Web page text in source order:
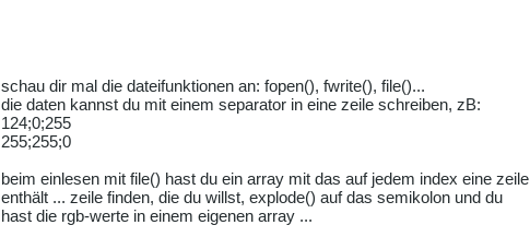
schau dir mal die dateifunktionen an: fopen(), fwrite(), file()...
die daten kannst du mit einem separator in eine zeile schreiben, zB:
124;0;255
255;255;0
beim einlesen mit file() hast du ein array mit das auf jedem index eine zeile
enthält ... zeile finden, die du willst, explode() auf das semikolon und du
hast die rgb-werte in einem eigenen array ...